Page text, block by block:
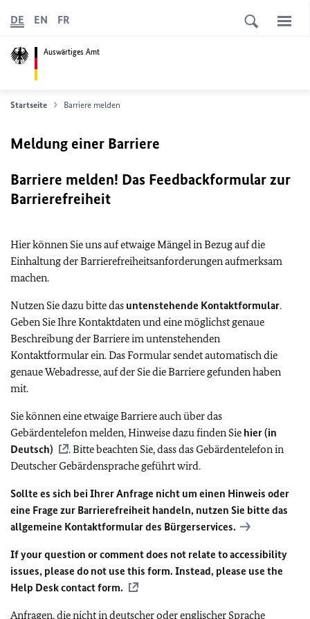
Auswärtiges Amt
DE EN FR
Startseite Barriere melden
Meldung einer Barriere
Barriere melden! Das Feedbackformular zur
Barrierefreiheit
Hier können Sie uns auf etwaige Mängel in Bezug auf die
Einhaltung der Barrierefreiheitsanforderungen aufmerksam
machen.
Nutzen Sie dazu bitte das untenstehende Kontaktformular.
Geben Sie Ihre Kontaktdaten und eine möglichst genaue
Beschreibung der Barriere im untenstehenden
Kontaktformular ein. Das Formular sendet automatisch die
genaue Webadresse, auf der Sie die Barriere gefunden haben
mit.
Sie können eine etwaige Barriere auch über das
Gebärdentelefon melden, Hinweise dazu finden Sie hier (in
Deutsch)
. Bitte beachten Sie, dass das Gebärdentelefon in
Deutscher Gebärdensprache geführt wird.
Sollte es sich bei Ihrer Anfrage nicht um einen Hinweis oder
eine Frage zur Barrierefreiheit handeln, nutzen Sie bitte das
allgemeine Kontaktformular des Bürgerservices.
If your question or comment does not relate to accessibility
issues, please do not use this form. Instead, please use the
Help Desk contact form.
Anfragen, die nicht in deutscher oder englischer Sprache